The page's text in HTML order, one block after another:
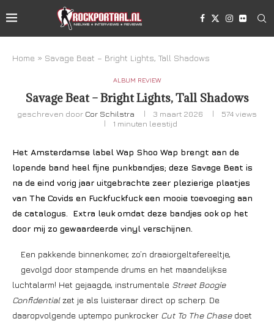
Home » Savage Beat – Bright Lights, Tall Shadows
ALBUM REVIEW
Savage Beat – Bright Lights, Tall Shadows
geschreven door Cor Schilstra 3 maart 2026 574views
1 minuten leestijd
Het Amsterdamse label Wap Shoo Wap brengt aan de
lopende band heel fijne punkbandjes; deze Savage Beat is
na de eind vorig jaar uitgebrachte zeer plezierige plaatjes
van The Covids en Fuckfuckfuck een mooie toevoeging aan
de catalogus. Extra leuk omdat deze bandjes ook op het
door mij zo gewaardeerde vinyl verschijnen.
Een pakkende binnenkomer, zo’n draaiorgeltafereeltje,
gevolgd door stampende drums en het maandelijkse
luchtalarm! Het gejaagde, instrumentale Street Boogie
Confidentialzet je als luisteraar direct op scherp. De
daaropvolgende uptempo punkrocker Cut To The Chasedoet